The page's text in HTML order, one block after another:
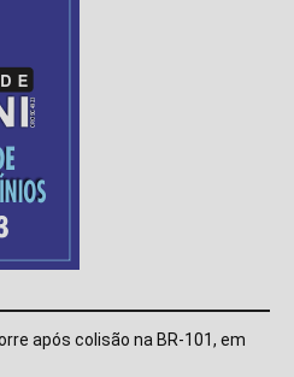
após colisão na BR-101, em